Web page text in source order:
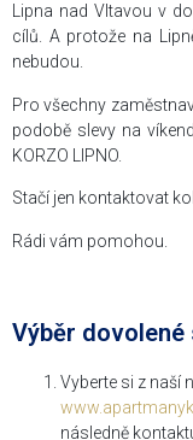
Lipna nad Vltavou v
cílů. A protože na
nebudou.
Pro všechny
podobě slevy na
KORZO LIPNO.
Stačí jen kontaktovat
Rádi vám pomohou.
Výběr dovolené
Vyberte si z naší
následně